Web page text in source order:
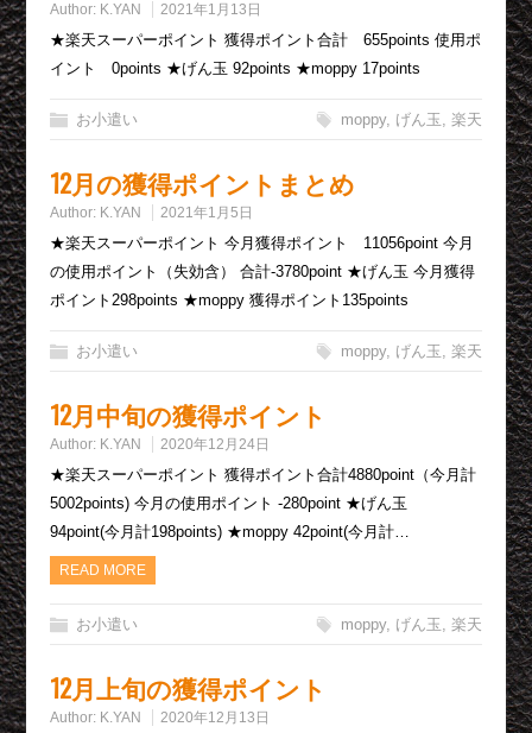
Author: K.YAN 2021年1月13日
★楽天スーパーポイント 獲得ポイント合計 655points 使用ポ
イント 0points ★げん玉 92points ★moppy 17points
お小遣い moppy, げん玉 , 楽天
12月の獲得ポイントまとめ
Author: K.YAN 2021年1月5日
★楽天スーパーポイント 今月獲得ポイント 11056point 今月
の使用ポイント（失効含） 合計-3780point ★げん玉 今月獲得
ポイント298points ★moppy 獲得ポイント135points
お小遣い moppy, げん玉 , 楽天
12月中旬の獲得ポイント
Author: K.YAN 2020年12月24日
★楽天スーパーポイント 獲得ポイント合計4880point（今月計
5002points) 今月の使用ポイント -280point ★げん玉
94point(今月計198points) ★moppy 42point(今月計…
READ MORE
お小遣い moppy, げん玉 , 楽天
12月上旬の獲得ポイント
Author: K.YAN 2020年12月13日